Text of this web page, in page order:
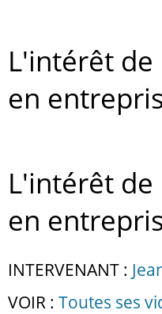
L'intérêt
en
L'intérêt
en
INTERVENANT :
VOIR : Toutes ses